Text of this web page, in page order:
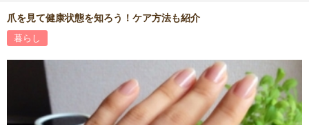
爪を見て健康状態を知ろう！ケア方法も紹介
暮らし